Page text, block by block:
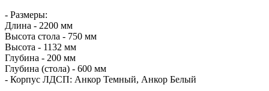
- Размеры:
Длина - 2200 мм
Высота стола - 750 мм
Высота - 1132 мм
Глубина - 200 мм
Глубина (стола) - 600 мм
- Корпус ЛДСП: Анкор Темный, Анкор Белый